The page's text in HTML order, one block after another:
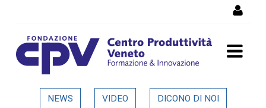
Aziende orafe “a caccia” di
NEWS VIDEO DICONO DI NOI